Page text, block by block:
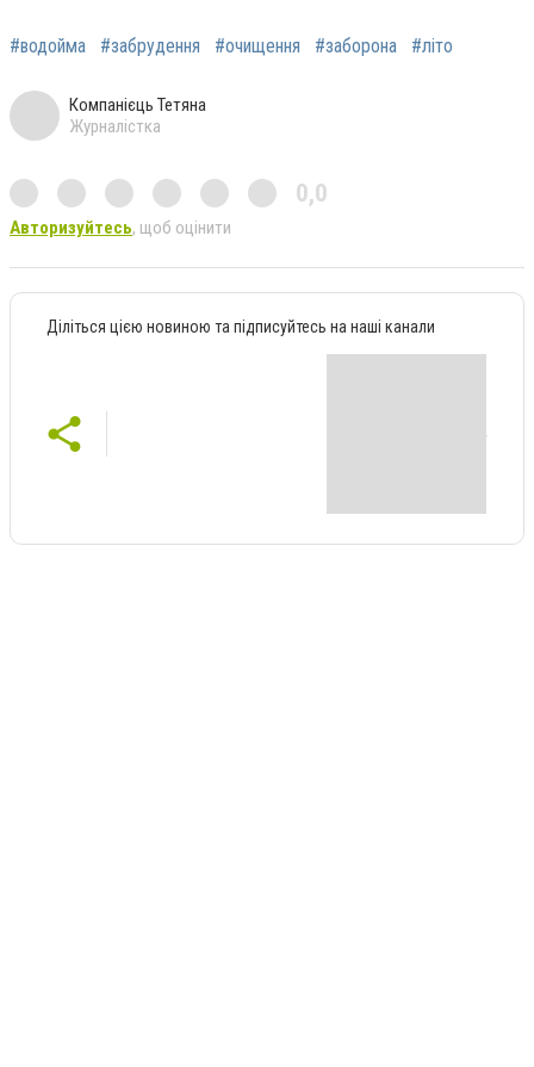
#водойма #забрудення #очищення #заборона #літо
Компанієць Тетяна
Журналістка
0,0
Авторизуйтесь, щоб оцінити
Діліться цією новиною та підписуйтесь на наші канали